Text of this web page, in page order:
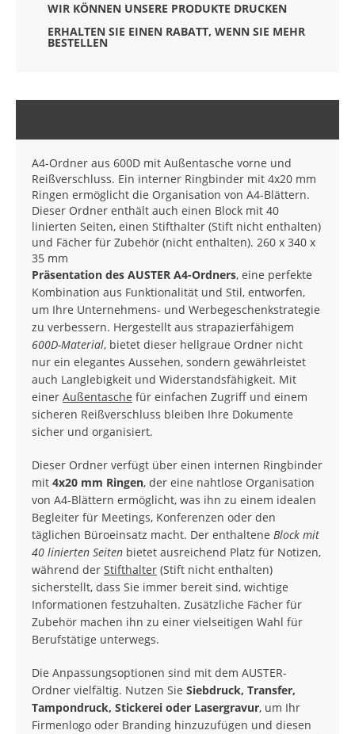
WIR KÖNNEN UNSERE PRODUKTE DRUCKEN
ERHALTEN SIE EINEN RABATT, WENN SIE MEHR
BESTELLEN
A4-Ordner aus 600D mit Außentasche vorne und
Reißverschluss. Ein interner Ringbinder mit 4x20 mm
Ringen ermöglicht die Organisation von A4-Blättern.
Dieser Ordner enthält auch einen Block mit 40
linierten Seiten, einen Stifthalter (Stift nicht enthalten)
und Fächer für Zubehör (nicht enthalten). 260 x 340 x
35 mm
Präsentation des AUSTER A4-Ordners, eine perfekte
Kombination aus Funktionalität und Stil, entworfen,
um Ihre Unternehmens- und Werbegeschenkstrategie
zu verbessern. Hergestellt aus strapazierfähigem
600D-Material, bietet dieser hellgraue Ordner nicht
nur ein elegantes Aussehen, sondern gewährleistet
auch Langlebigkeit und Widerstandsfähigkeit. Mit
einer Außentasche für einfachen Zugriff und einem
sicheren Reißverschluss bleiben Ihre Dokumente
sicher und organisiert.
Dieser Ordner verfügt über einen internen Ringbinder
mit 4x20 mm Ringen, der eine nahtlose Organisation
von A4-Blättern ermöglicht, was ihn zu einem idealen
Begleiter für Meetings, Konferenzen oder den
täglichen Büroeinsatz macht. Der enthaltene Block mit
40 linierten Seiten bietet ausreichend Platz für Notizen,
während der Stifthalter (Stift nicht enthalten)
sicherstellt, dass Sie immer bereit sind, wichtige
Informationen festzuhalten. Zusätzliche Fächer für
Zubehör machen ihn zu einer vielseitigen Wahl für
Berufstätige unterwegs.
Die Anpassungsoptionen sind mit dem AUSTER-
Ordner vielfältig. Nutzen Sie Siebdruck, Transfer,
Tampondruck, Stickerei oder Lasergravur, um Ihr
Firmenlogo oder Branding hinzuzufügen und diesen